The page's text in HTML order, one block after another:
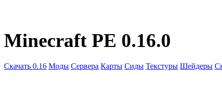
Minecraft PE 0.16.0
Скачать 0.16 Моды Сервера Карты Сиды Текстуры Шейдеры